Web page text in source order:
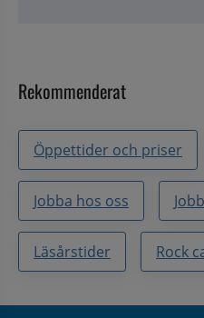
Rekommenderat
Öppettider och priser
Jobba hos oss
Läsårstider Rock